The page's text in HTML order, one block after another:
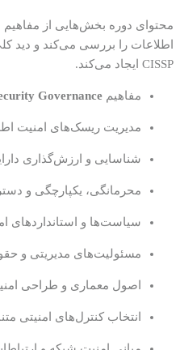
محتوای دوره بخش‌هایی از مفاهیم
اطلاعات را بررسی می‌کند و دید
CISSP ایجاد می‌کند.
مفاهیم Governance
مدیریت ریسک‌های امنیت
شناسایی و ارزش‌گذاری
محرمانگی، یکپارچگی و
سیاست‌ها و استانداردهای
مسئولیت‌های مدیریتی و
اصول معماری و طراحی
انتخاب کنترل‌های امنیتی